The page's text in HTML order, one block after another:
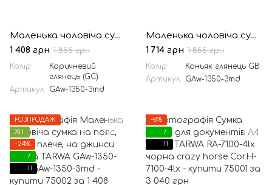
Маленька чоловіча сумка на пояс, через плече, коричнева на джинси TARWA GC-1350-3md
1 408 грн 1 855 грн
Колір
Коричневий
глянець (GC)
Артикул
GAw-1350-3md
Маленька чоловіча сумка на пояс, через плече, на джинси коньяк TARWA GB-1350-3md
1 714 грн 1 855 грн
Колір
Коньяк глянець GB
Артикул
GAw-1350-3md
РОЗПРОДАЖ
ХІТ
−24%
7
11
−8%
7
11